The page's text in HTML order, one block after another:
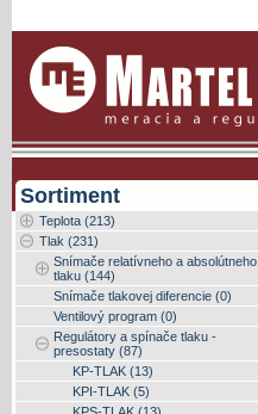
Sortiment
Teplota (213)
Tlak (231)
Snímače relatívneho a absolútneho
tlaku (144)
Snímače tlakovej diferencie (0)
Ventilový program (0)
Regulátory a spínače tlaku -
presostaty (87)
KP-TLAK (13)
KPI-TLAK (5)